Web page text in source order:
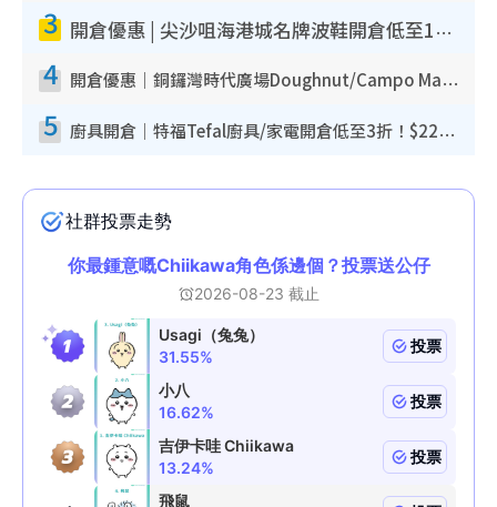
3 開倉優惠 | 尖沙咀海港城名牌波鞋開倉低至1折！On鞋$899起／Joy&Peace鞋履$98起
4 開倉優惠｜銅鑼灣時代廣場Doughnut/Campo Marzio開倉低至1折！背囊、書包、手袋劈價$200起
5 廚具開倉｜特福Tefal廚具/家電開倉低至3折！$220起買平底鍋/炒鑊/湯煲！電飯煲/吸塵機/燙斗$418起